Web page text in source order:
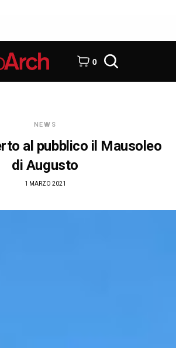
0
NEWS
al pubblico il Mausoleo
di Augusto
1 MARZO 2021